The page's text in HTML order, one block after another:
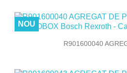
R901600040
NOU